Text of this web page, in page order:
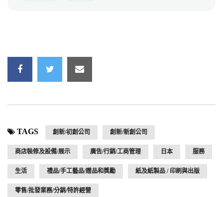
TAGS 創新/初創公司 創新/新創公司
商店裝修及設備/展示 廣告/行銷/工商管理 日本 服務
生活 禮品/手工藝品/贈品和獎勵 紙及紙製品 / 印刷與出版
零售/批發業務/分銷/特許經營